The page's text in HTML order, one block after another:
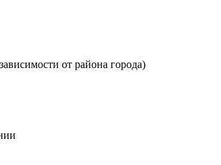
от района города)